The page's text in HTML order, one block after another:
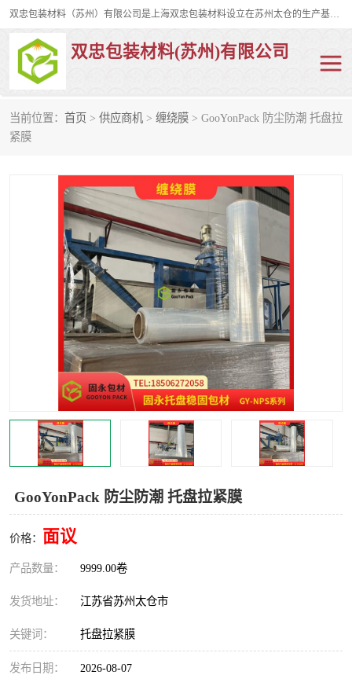
双忠包装材料（苏州）有限公司是上海双忠包装材料设立在苏州太仓的生产基地，占地约2万平米，产品主要有打孔缠绕膜，拉伸蜂窝纸，集装箱充气袋，滑托板，打包带，裹包网兜，防滑纸等箱体和托盘的运输和保护性包材。固永包材®，GooYon Pack®，是我们保护性包装材料的专属品牌。
双忠包装材料(苏州)有限公司
当前位置： 首页 > 供应商机 > 缠绕膜 > GooYonPack 防尘防潮 托盘拉
紧膜
GooYonPack 防尘防潮 托盘拉紧膜
价格： 面议
产品数量： 9999.00卷
发货地址： 江苏省苏州太仓市
关键词： 托盘拉紧膜
发布日期： 2026-08-07
打孔缠绕膜
裹包网兜 纤维打包带
充气袋
缠绕膜
托盘裹包网兜
托盘捆绑带